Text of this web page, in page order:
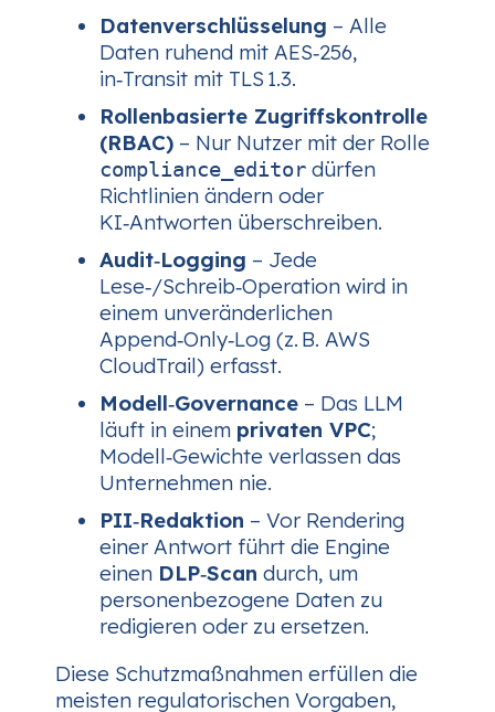
Datenverschlüsselung – Alle
Daten ruhend mit AES‑256,
in‑Transit mit TLS 1.3.
Rollenbasierte Zugriffskontrolle
(RBAC) – Nur Nutzer mit der Rolle
compliance_editor dürfen
Richtlinien ändern oder
KI‑Antworten überschreiben.
Audit‑Logging – Jede
Lese‑/Schreib‑Operation wird in
einem unveränderlichen
Append‑Only‑Log (z. B. AWS
CloudTrail) erfasst.
Modell‑Governance – Das LLM
läuft in einem privaten VPC;
Modell‑Gewichte verlassen das
Unternehmen nie.
PII‑Redaktion – Vor Rendering
einer Antwort führt die Engine
einen DLP‑Scan durch, um
personenbezogene Daten zu
redigieren oder zu ersetzen.
Diese Schutzmaßnahmen erfüllen die
meisten regulatorischen Vorgaben,